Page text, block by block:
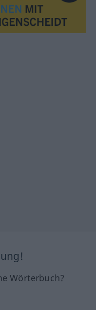
Wörterbuch?